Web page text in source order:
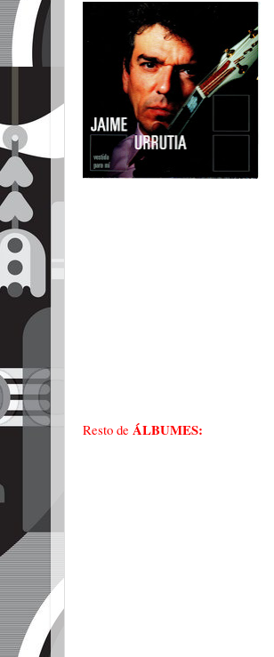
Resto de ÁLBUMES: